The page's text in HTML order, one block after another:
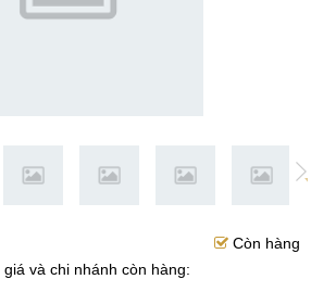
Còn hàng
và chi nhánh còn hàng: